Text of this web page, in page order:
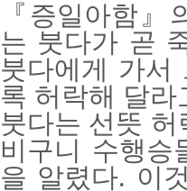
『증일아함』
는 붓다가 곧
붓다에게 가서
록 허락해 달라
붓다는 선뜻
비구니 수행승
을 알렸다. 이